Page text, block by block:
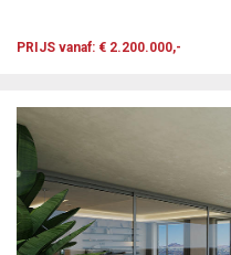
PRIJS vanaf: € 2.200.000,-